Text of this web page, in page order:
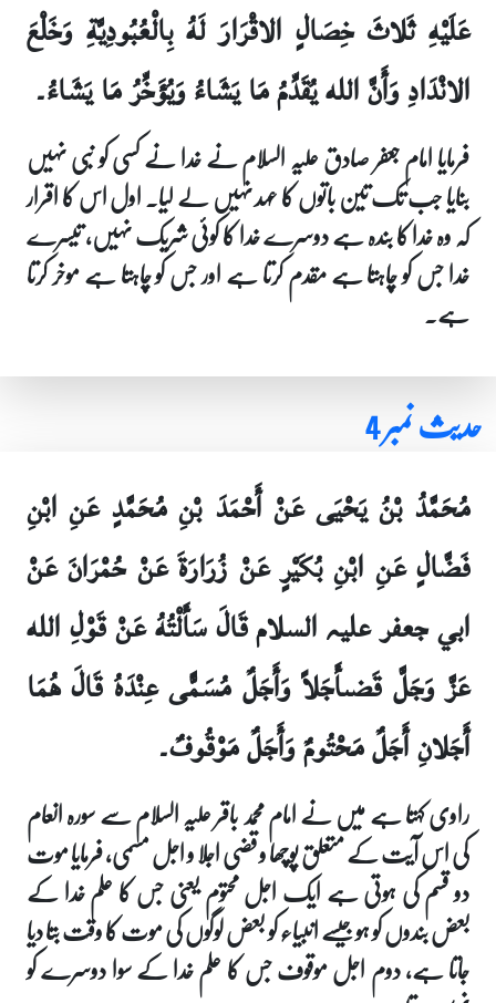
عَلَيْهِ ثَلاثَ خِصَالٍ الاقْرَارَ لَهُ بِالْعُبُودِيَّةِ وَخَلْعَ
الانْدَادِ وَأَنَّ الله يُقَدِّمُ مَا يَشَاءُ وَيُؤَخِّرُ مَا يَشَاءُ۔
فرمایا امام جعفر صادق علیہ السلام نے خدا نے کسی کو نبی نہیں
بنایا جب تک تین باتوں کا عہد نہیں لے لیا۔ اول اس کا اقرار
کہ وہ خدا کا بندہ ہے دوسرے خدا کا کوئی شریک نہیں، تیسرے
خدا جس کو چاہتا ہے مقدم کرتا ہے اور جس کو چاہتا ہے موخر کرتا
ہے۔
حدیث نمبر 4
مُحَمَّدُ بْنُ يَحْيَى عَنْ أَحْمَدَ بْنِ مُحَمَّدٍ عَنِ ابْنِ
فَضَّالٍ عَنِ ابْنِ بُكَيْرٍ عَنْ زُرَارَةَ عَنْ حُمْرَانَ عَنْ
ابي جعفر علیہ السلام قَالَ سَأَلْتُهُ عَنْ قَوْلِ الله
عَزَّ وَجَلَّ قَضىأَجَلاً وَأَجَلٌ مُسَمًّى عِنْدَهُ قَالَ هُمَا
أَجَلانِ أَجَلٌ مَحْتُومٌ وَأَجَلٌ مَوْقُوفٌ۔
راوی کہتا ہے میں نے امام محمد باقر علیہ السلام سے سورہ انعام
کی اس آیت کے متعلق پوچھا و قضی اجلا و اجل مسمی، فرمایا موت
دو قسم کی ہوتی ہے ایک اجل محتوم یعنی جس کا علم خدا کے
بعض بندوں کو ہو جیسے انبیاء کو بعض لوگوں کی موت کا وقت بتا دیا
جاتا ہے، دوم اجل موقوف جس کا علم خدا کے سوا دوسرے کو